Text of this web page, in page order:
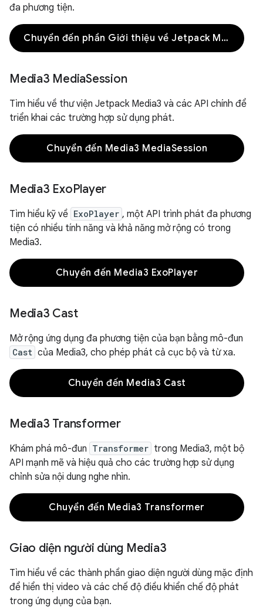
đa phương tiện.
Chuyển đến phần Giới thiệu về Jetpack Media3
Media3 MediaSession
Tìm hiểu về thư viện Jetpack Media3 và các API chính để
triển khai các trường hợp sử dụng phát.
Chuyển đến Media3 MediaSession
Media3 ExoPlayer
Tìm hiểu kỹ về ExoPlayer , một API trình phát đa phương
tiện có nhiều tính năng và khả năng mở rộng có trong
Media3.
Chuyển đến Media3 ExoPlayer
Media3 Cast
Mở rộng ứng dụng đa phương tiện của bạn bằng mô-đun
Cast của Media3, cho phép phát cả cục bộ và từ xa.
Chuyển đến Media3 Cast
Media3 Transformer
Khám phá mô-đun Transformer trong Media3, một bộ
API mạnh mẽ và hiệu quả cho các trường hợp sử dụng
chỉnh sửa nội dung nghe nhìn.
Chuyển đến Media3 Transformer
Giao diện người dùng Media3
Tìm hiểu về các thành phần giao diện người dùng mặc định
để hiển thị video và các chế độ điều khiển chế độ phát
trong ứng dụng của bạn.